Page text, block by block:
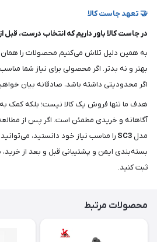
🤝 تعهد جاست کالا
در جاست کالا باور داریم که انتخاب درست، قبل
به همین دلیل تلاش می‌کنیم محصولات را
بهتر و نه بدتر. اگر محصولی برای نیاز شما
اگر محدودیتی داشته باشد، صادقانه بیان
هدف ما تنها فروش یک کالا نیست؛ بلکه کمک
آگاهانه و خریدی مطمئن است. اگر پس از
مدل SC3 را مناسب نیاز خود دانستید، می‌توانید
بسته‌بندی ایمن و پشتیبانی قبل و بعد از
ثبت کنید.
محصولات مرتبط